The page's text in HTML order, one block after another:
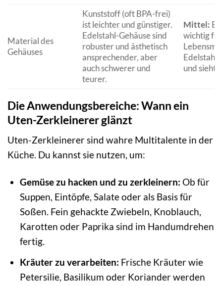
Material des
Gehäuses
Kunststoff (oft BPA-frei)
ist leichter und günstiger.
Edelstahl-Gehäuse sind
robuster und ästhetisch
ansprechender, aber
auch schwerer und
teurer.
Mittel:
wichtig
Edelstahl
und sieht
Die Anwendungsbereiche: Wann ein
Uten-Zerkleinerer glänzt
Uten-Zerkleinerer sind wahre Multitalente in der
Küche. Du kannst sie nutzen, um:
Gemüse zu hacken und zu zerkleinern: Ob für
Suppen, Eintöpfe, Salate oder als Basis für
Soßen. Fein gehackte Zwiebeln, Knoblauch,
Karotten oder Paprika sind im Handumdrehen
fertig.
Kräuter zu verarbeiten: Frische Kräuter wie
Petersilie, Basilikum oder Koriander werden